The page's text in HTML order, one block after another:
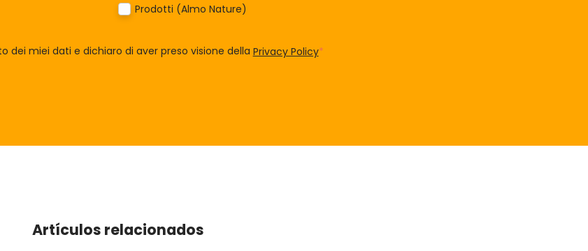
Prodotti (Almo Nature)
dei miei dati e dichiaro di aver preso visione della Privacy Policy*
Artículos relacionados